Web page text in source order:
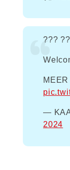
???
MEER
—
2024